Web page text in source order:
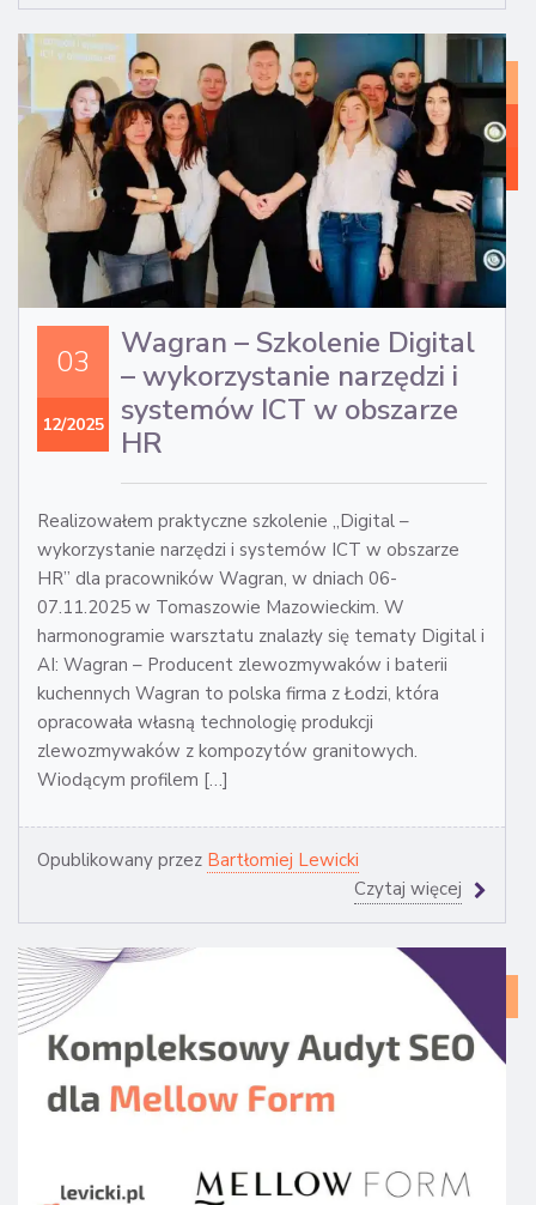
03
12/2025
Wagran – Szkolenie Digital
– wykorzystanie narzędzi i
systemów ICT w obszarze
HR
Realizowałem praktyczne szkolenie „Digital –
wykorzystanie narzędzi i systemów ICT w obszarze
HR” dla pracowników Wagran, w dniach 06-
07.11.2025 w Tomaszowie Mazowieckim. W
harmonogramie warsztatu znalazły się tematy Digital i
AI: Wagran – Producent zlewozmywaków i baterii
kuchennych Wagran to polska firma z Łodzi, która
opracowała własną technologię produkcji
zlewozmywaków z kompozytów granitowych.
Wiodącym profilem […]
Opublikowany przez Bartłomiej Lewicki
Czytaj więcej